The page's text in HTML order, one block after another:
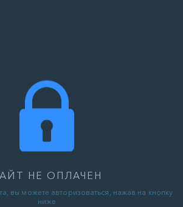
НЕ ОПЛАЧЕН
вы можете авторизоваться, нажав на кнопку
ниже